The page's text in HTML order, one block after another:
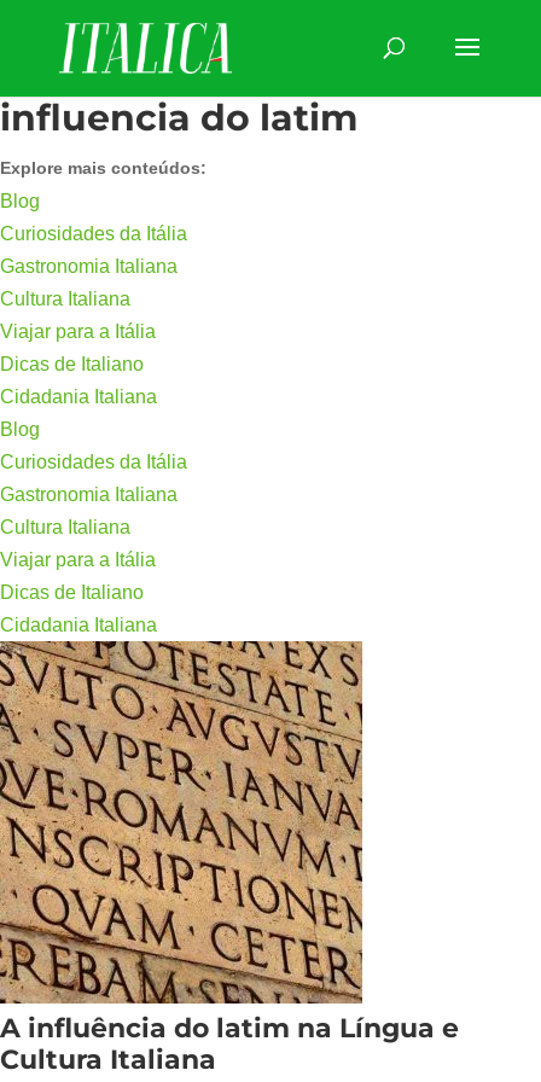
influencia do latim
Explore mais conteúdos:
Blog
Curiosidades da Itália
Gastronomia Italiana
Cultura Italiana
Viajar para a Itália
Dicas de Italiano
Cidadania Italiana
Blog
Curiosidades da Itália
Gastronomia Italiana
Cultura Italiana
Viajar para a Itália
Dicas de Italiano
Cidadania Italiana
A influência do latim na Língua e
Cultura Italiana